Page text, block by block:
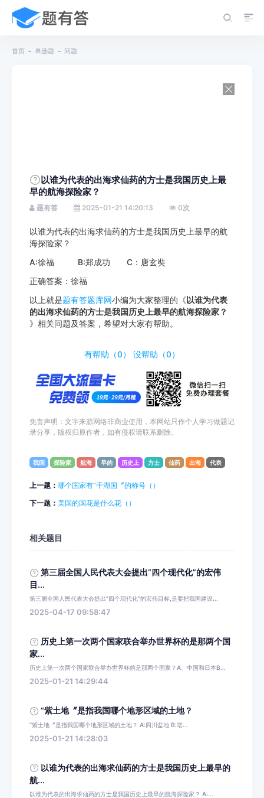
首页 单选题 问题
以谁为代表的出海求仙药的方士是我国历史上最
早的航海探险家？
题有答 2025-01-21 14:20:13 0次
以谁为代表的出海求仙药的方士是我国历史上最早的航
海探险家？
A:徐福 B:郑成功 C：唐玄奘
正确答案：徐福
以上就是题有答题库网小编为大家整理的《以谁为代表
的出海求仙药的方士是我国历史上最早的航海探险家？
》相关问题及答案，希望对大家有帮助。
有帮助（0） 没帮助（0）
免责声明：文字来源网络非商业使用，本网站只作个人学习做题记
录分享，版权归原作者，如有侵权请联系删除。
我国 探险家 航海 早的 历史上 方士 仙药 出海 代表
上一题： 哪个国家有“千湖国〞的称号（）
下一题： 美国的国花是什么花（）
相关题目
第三届全国人民代表大会提出“四个现代化”的宏伟
目...
第三届全国人民代表大会提出“四个现代化”的宏伟目标,是要把我国建设...
2025-04-17 09:58:47
历史上第一次两个国家联合举办世界杯的是那两个国
家...
历史上第一次两个国家联合举办世界杯的是那两个国家？A、中国和日本B...
2025-01-21 14:29:44
“紫土地〞是指我国哪个地形区域的土地？
“紫土地〞是指我国哪个地形区域的土地？ A:四川盆地 B:塔...
2025-01-21 14:28:03
以谁为代表的出海求仙药的方士是我国历史上最早的
航...
以谁为代表的出海求仙药的方士是我国历史上最早的航海探险家？ A:...